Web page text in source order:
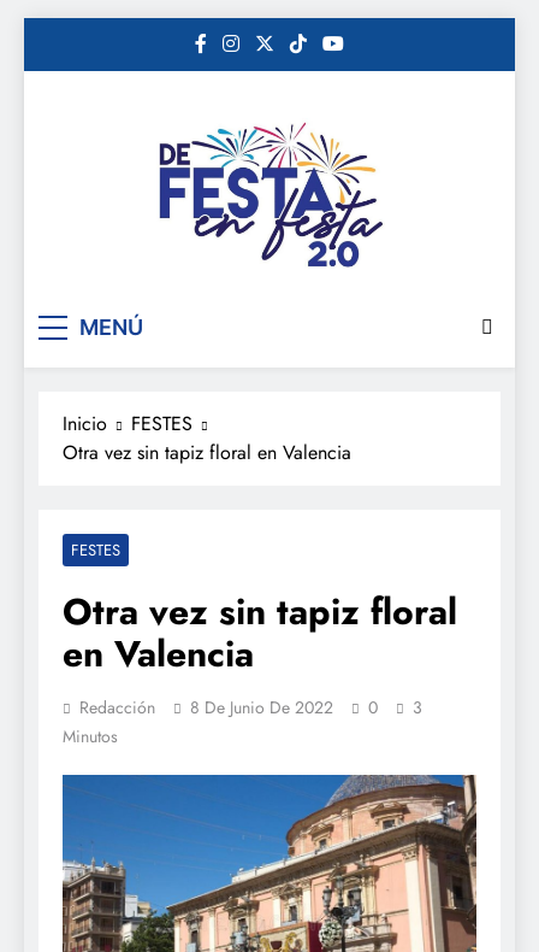
De festa en festa 2.0
MENÚ
Inicio
FESTES
Otra vez sin tapiz floral en Valencia
FESTES
Otra vez sin tapiz floral
en Valencia
Redacción 8 De Junio De 2022 0
3
Minutos